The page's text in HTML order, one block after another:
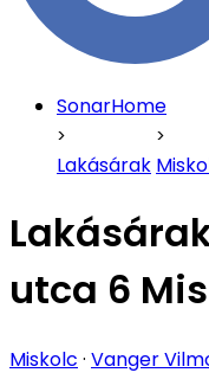
SonarHome
Lakásárak
utca 6
Miskolc · Vanger